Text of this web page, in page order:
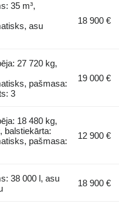
35 m³,
asu
18 900 €
27 720 kg,
pašmasa:
3
19 000 €
18 480 kg,
balstiekārta:
pašmasa:
12 900 €
38 000 l, asu
18 900 €